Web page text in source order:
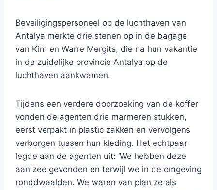
Beveiligingspersoneel op de luchthaven van
Antalya merkte drie stenen op in de bagage
van Kim en Warre Mergits, die na hun vakantie
in de zuidelijke provincie Antalya op de
luchthaven aankwamen.
Tijdens een verdere doorzoeking van de koffer
vonden de agenten drie marmeren stukken,
eerst verpakt in plastic zakken en vervolgens
verborgen tussen hun kleding. Het echtpaar
legde aan de agenten uit: ‘We hebben deze
aan zee gevonden en terwijl we in de omgeving
ronddwaalden. We waren van plan ze als